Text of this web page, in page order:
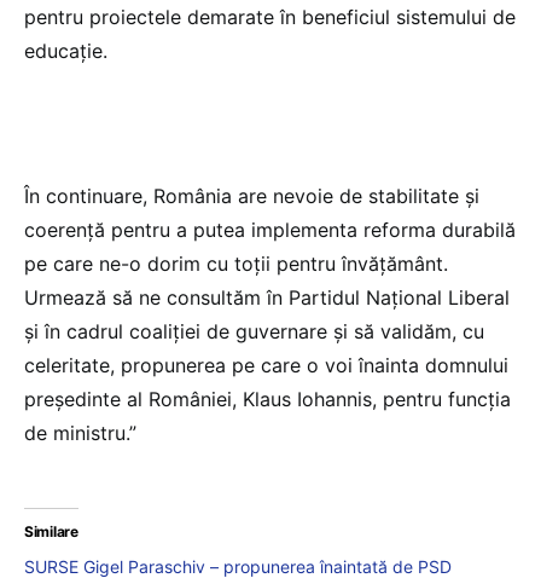
pentru proiectele demarate în beneficiul sistemului de
educație.
În continuare, România are nevoie de stabilitate și
coerență pentru a putea implementa reforma durabilă
pe care ne-o dorim cu toții pentru învățământ.
Urmează să ne consultăm în Partidul Național Liberal
și în cadrul coaliției de guvernare și să validăm, cu
celeritate, propunerea pe care o voi înainta domnului
președinte al României, Klaus Iohannis, pentru funcția
de ministru.”
Similare
SURSE Gigel Paraschiv – propunerea înaintată de PSD